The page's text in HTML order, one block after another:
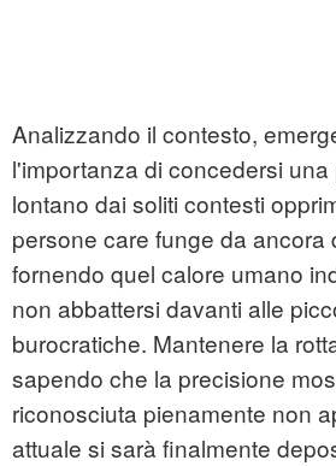
Analizzando il contesto,
l'importanza di concedersi
lontano dai soliti contesti
persone care funge da ancora
fornendo quel calore umano
non abbattersi davanti alle
burocratiche. Mantenere la
sapendo che la precisione
riconosciuta pienamente non
attuale si sarà finalmente